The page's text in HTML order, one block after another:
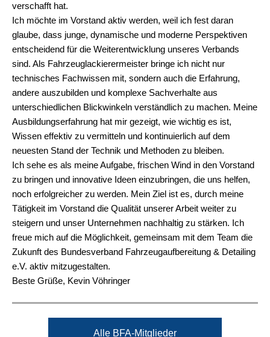
verschafft hat.
Ich möchte im Vorstand aktiv werden, weil ich fest daran
glaube, dass junge, dynamische und moderne Perspektiven
entscheidend für die Weiterentwicklung unseres Verbands
sind. Als Fahrzeuglackierermeister bringe ich nicht nur
technisches Fachwissen mit, sondern auch die Erfahrung,
andere auszubilden und komplexe Sachverhalte aus
unterschiedlichen Blickwinkeln verständlich zu machen. Meine
Ausbildungserfahrung hat mir gezeigt, wie wichtig es ist,
Wissen effektiv zu vermitteln und kontinuierlich auf dem
neuesten Stand der Technik und Methoden zu bleiben.
Ich sehe es als meine Aufgabe, frischen Wind in den Vorstand
zu bringen und innovative Ideen einzubringen, die uns helfen,
noch erfolgreicher zu werden. Mein Ziel ist es, durch meine
Tätigkeit im Vorstand die Qualität unserer Arbeit weiter zu
steigern und unser Unternehmen nachhaltig zu stärken. Ich
freue mich auf die Möglichkeit, gemeinsam mit dem Team die
Zukunft des Bundesverband Fahrzeugaufbereitung & Detailing
e.V. aktiv mitzugestalten.
Beste Grüße, Kevin Vöhringer
Alle BFA-Mitglieder